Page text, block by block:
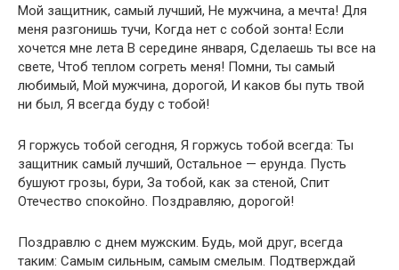
Мой защитник, самый лучший, Не мужчина, а мечта! Для
меня разгонишь тучи, Когда нет с собой зонта! Если
хочется мне лета В середине января, Сделаешь ты все на
свете, Чтоб теплом согреть меня! Помни, ты самый
любимый, Мой мужчина, дорогой, И каков бы путь твой
ни был, Я всегда буду с тобой!
Я горжусь тобой сегодня, Я горжусь тобой всегда: Ты
защитник самый лучший, Остальное — ерунда. Пусть
бушуют грозы, бури, За тобой, как за стеной, Спит
Отечество спокойно. Поздравляю, дорогой!
Поздравлю с днем мужским. Будь, мой друг, всегда
таким: Самым сильным, самым смелым. Подтверждай